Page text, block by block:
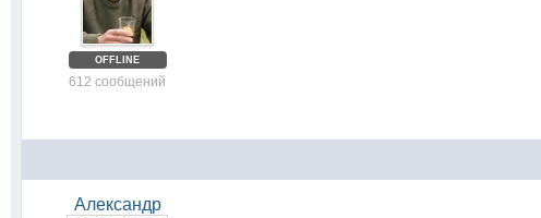
OFFLINE
612 сообщений
Александр